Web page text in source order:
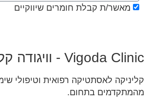
מאשר/ת קבלת חומרים שיווקיים
‎Vigoda Clinic - וויגודה קליניק
קליניקה לאסתטיקה רפואית וטיפולי
מהמתקדמים בתחום.